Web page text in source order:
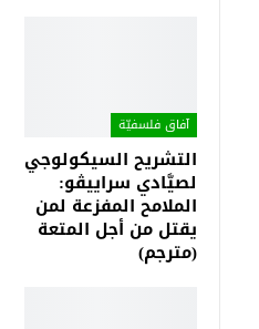
آفاق فلسفيّة‎
التشريح السيكولوجي
لصيَّادي سراييڤو:
الملامح المفزعة لمن
يقتل من أجل المتعة
(مترجم)